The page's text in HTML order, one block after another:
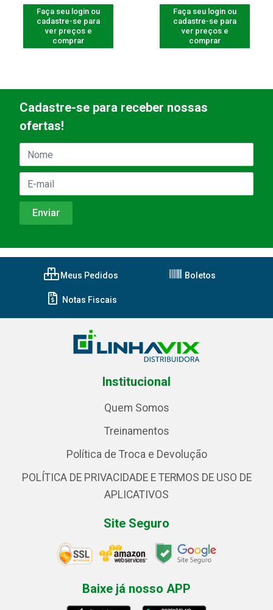
Faça seu login ou
cadastre-se para
ver preços e
comprar
Faça seu login ou
cadastre-se para
ver preços e
comprar
Cadastre-se para receber nossas
ofertas!
Meus Pedidos Boletos
Notas Fiscais
Institucional
Quem Somos
Treinamentos
Política de Troca e Devolução
POLÍTICA DE PRIVACIDADE E TERMOS DE USO DE
APLICATIVOS
Site Seguro
Baixe já nosso APP